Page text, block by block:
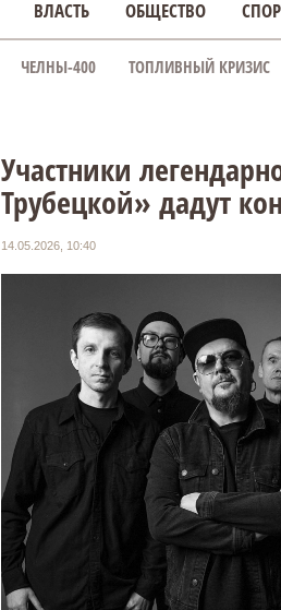
ВЛАСТЬ ОБЩЕСТВО
ЧЕЛНЫ-400 ТОПЛИВНЫЙ КРИЗИС
Участники
Трубецкой» дадут
14.05.2026, 10:40